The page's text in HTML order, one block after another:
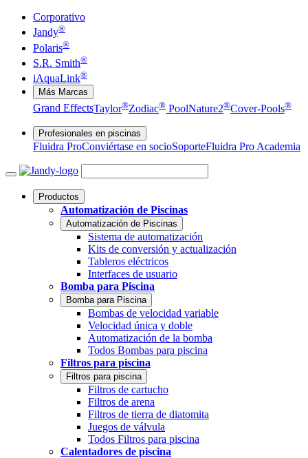
Corporativo
Jandy®
Polaris®
S.R. Smith®
iAquaLink®
Más Marcas
Grand EffectsTaylor®Zodiac® PoolNature2®Cover-Pools®
Profesionales en piscinas
Fluidra ProConviértase en socioSoporteFluidra Pro Academia
Productos
Automatización de Piscinas
Automatización de Piscinas
Sistema de automatización
Kits de conversión y actualización
Tableros eléctricos
Interfaces de usuario
Bomba para Piscina
Bomba para Piscina
Bombas de velocidad variable
Velocidad única y doble
Automatización de la bomba
Todos Bombas para piscina
Filtros para piscina
Filtros para piscina
Filtros de cartucho
Filtros de arena
Filtros de tierra de diatomita
Juegos de válvula
Todos Filtros para piscina
Calentadores de piscina